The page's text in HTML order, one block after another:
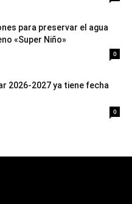
para preservar el agua
«Super Niño»
0
2026-2027 ya tiene fecha
0